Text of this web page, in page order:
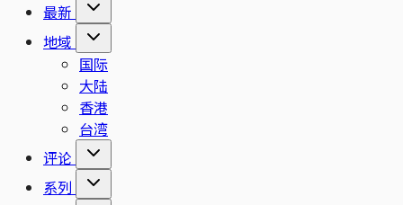
最新
地域
国际
大陆
香港
台湾
评论
系列